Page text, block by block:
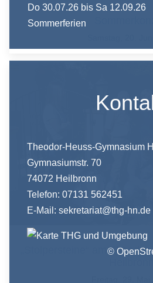
„Stolpersteine“ am
Do 30.07.26 bis Sa 12.09.26
Sommerferien
Theodor-Heuss-Gymnasium
Gymnasiumstr. 70
74072 Heilbronn
Telefon: 07131 562451
E-Mail:sekretariat@thg-hn.de
©